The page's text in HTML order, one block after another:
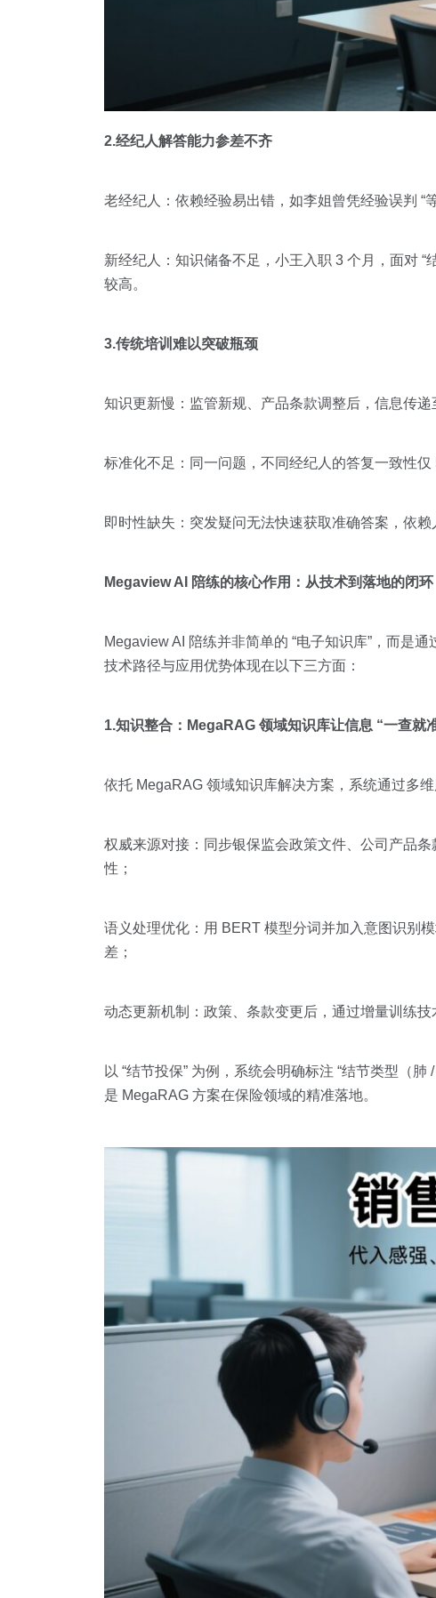
2.经纪人解答能力参差不齐
老经纪人：依赖经验易出错，如李姐曾凭经验误判 “
新经纪人：知识储备不足，小王入职 3 个月，面对
较高。
3.传统培训难以突破瓶颈
知识更新慢：监管新规、产品条款调整后，信息传递
标准化不足：同一问题，不同经纪人的答复一致性仅
即时性缺失：突发疑问无法快速获取准确答案，依赖
Megaview AI 陪练的核心作用：从技术到落地的闭环
Megaview AI 陪练并非简单的 “电子知识库”，而是
技术路径与应用优势体现在以下三方面：
1.知识整合：MegaRAG 领域知识库让信息 “一查就
依托 MegaRAG 领域知识库解决方案，系统通过多
权威来源对接：同步银保监会政策文件、公司产品
性；
语义处理优化：用 BERT 模型分词并加入意图识别
差；
动态更新机制：政策、条款变更后，通过增量训练
以 “结节投保” 为例，系统会明确标注 “结节类型（
是 MegaRAG 方案在保险领域的精准落地。